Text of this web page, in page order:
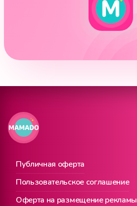
Публичная оферта
Пользовательское соглашение
Оферта на размещение рекламы